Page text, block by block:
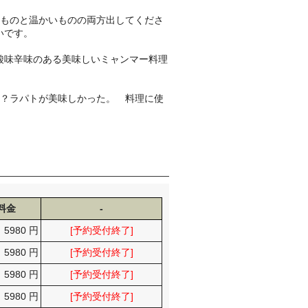
のと温かいものの両方出してくださ
す。
辛味のある美味しいミャンマー料理
ラパトが美味しかった。 料理に使
金
-
5980 円
[予約受付終了]
5980 円
[予約受付終了]
5980 円
[予約受付終了]
5980 円
[予約受付終了]